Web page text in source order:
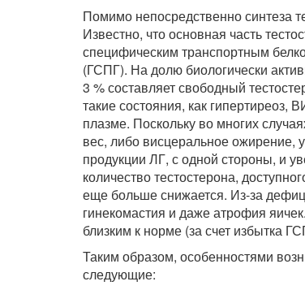
Помимо непосредственно синтеза
Известно, что основная часть
специфическим транспортным
(ГСПГ). На долю биологически
3 % составляет свободный
такие состояния, как
плазме. Поскольку во многих
вес, либо висцеральное ожирение,
продукции ЛГ, с одной стороны, и
количество тестостерона,
еще больше снижается. Из-за
гинекомастия и даже атрофия
близким к норме (за счет избытка
Таким образом, особенностями
следующие: